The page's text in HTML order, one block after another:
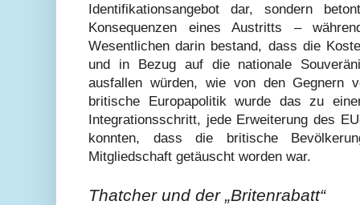
Identifikationsangebot dar, sondern
Konsequenzen eines Austritts –
Wesentlichen darin bestand, dass die
und in Bezug auf die nationale
ausfallen würden, wie von den Gegnern
britische Europapolitik wurde das zu
Integrationsschritt, jede Erweiterung des
konnten, dass die britische
Mitgliedschaft getäuscht worden war.
Thatcher und der „Britenrabatt“